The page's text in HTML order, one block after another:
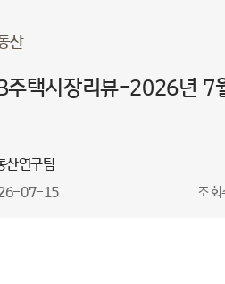
산
주택시장리뷰-2026년 7
산연구팀
07-15
조회